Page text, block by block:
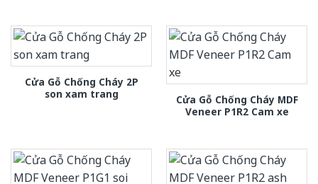
Cửa Gỗ Chống Cháy 2P
son xam trang
Cửa Gỗ Chống Cháy MDF
Veneer P1R2 Cam xe